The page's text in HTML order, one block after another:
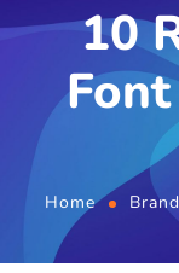
10
Home